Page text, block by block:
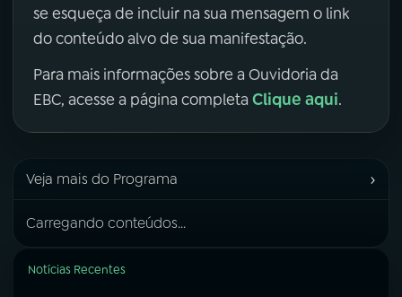
se esqueça de incluir na sua mensagem o link
do conteúdo alvo de sua manifestação.
Para mais informações sobre a Ouvidoria da
EBC, acesse a página completa Clique aqui.
Veja mais do Programa ›
Carregando conteúdos...
Notícias Recentes